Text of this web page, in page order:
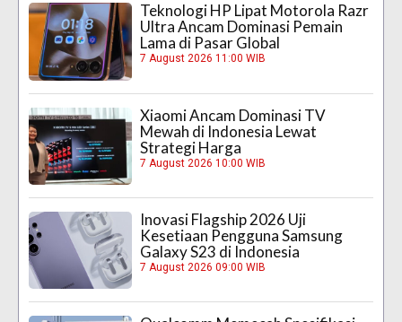
Teknologi HP Lipat Motorola Razr
Ultra Ancam Dominasi Pemain
Lama di Pasar Global
7 August 2026 11:00 WIB
Xiaomi Ancam Dominasi TV
Mewah di Indonesia Lewat
Strategi Harga
7 August 2026 10:00 WIB
Inovasi Flagship 2026 Uji
Kesetiaan Pengguna Samsung
Galaxy S23 di Indonesia
7 August 2026 09:00 WIB